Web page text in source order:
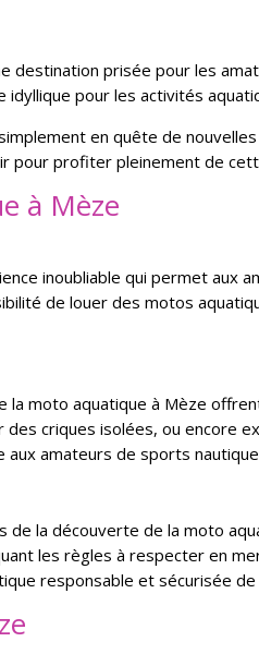
destination prisée pour les
idyllique pour les activités
en quête de
pour profiter pleinement de
à Mèze
inoubliable qui permet
de louer des motos
moto aquatique à Mèze
criques isolées, ou encore
aux amateurs de sports
la découverte de la moto
les règles à respecter en
responsable et sécurisée